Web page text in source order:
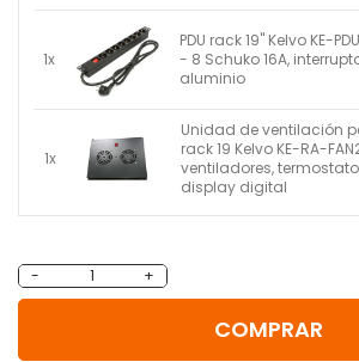
1x
PDU rack 19" Kelvo KE-
- 8 Schuko 16A,
aluminio
1x
Unidad de ventilación
rack 19 Kelvo KE-RA-
ventiladores,
display digital
- +
COMPRAR